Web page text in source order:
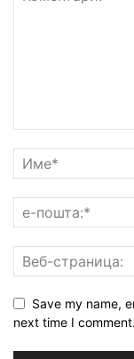
Save my name,
next time I comment.